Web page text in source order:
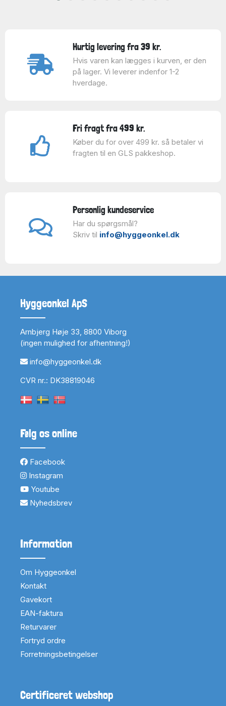
Hurtig levering fra 39 kr.
Hvis varen kan lægges i kurven, er den
på lager. Vi leverer indenfor 1-2
hverdage.
Fri fragt fra 499 kr.
Køber du for over 499 kr. så betaler vi
fragten til en GLS pakkeshop.
Personlig kundeservice
Har du spørgsmål?
Skriv til info@hyggeonkel.dk
Hyggeonkel ApS
Arnbjerg Høje 33, 8800 Viborg
(ingen mulighed for afhentning!)
info@hyggeonkel.dk
CVR nr.: DK38819046
Følg os online
Facebook
Instagram
Youtube
Nyhedsbrev
Information
Om Hyggeonkel
Kontakt
Gavekort
EAN-faktura
Returvarer
Fortryd ordre
Forretningsbetingelser
Certificeret webshop